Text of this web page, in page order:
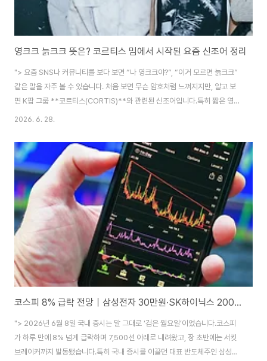
영크크 늙크크 뜻은? 코르티스 밈에서 시작된 요즘 신조어 정리
"> 요즘 SNS나 커뮤니티를 보다 보면 “나 영크크야?”, “이거 모르면 늙크크”
같은 말을 자주 볼 수 있습니다. 처음 보면 무슨 암호처럼 느껴지지만, 알고 보
면 K팝 그룹 **코르티스(CORTIS)**와 관련된 신조어입니다.​특히 짧은 영
상, 릴스, 쇼츠, 커뮤니티 글 제목에서 자주 등장하면서 “영크크 뜻”, “늙크크
지, 어디서 시작됐는지, 실제로 어떻게 쓰이는지 쉽게 정리해보겠습니다.영크
크 뜻​영크크는 Young Creator Crew, 즉 영 크리에이터 크루의 줄임말입니
다.​말 그대로 해석하면 “젊은 창작자 집단”이라는 뜻입니다. 여기서 ‘영’은
Young, ‘크크’는 Creator Crew의 앞 글자를 딴 표현으로 볼 ..
2026. 6. 28.
코스피 8% 급락 전망｜삼성전자 30만원·SK하이닉스 200만원 붕괴, 지금 저가매수 기회일까?
"> 2026년 6월 8일 국내 증시는 말 그대로 ‘검은 월요일’이었습니다.​코스피
가 하루 만에 8% 넘게 급락하며 7,500선 아래로 내려왔고, 장 초반에는 서킷
브레이커까지 발동됐습니다.​특히 국내 증시를 이끌던 대표 반도체주인 삼성전